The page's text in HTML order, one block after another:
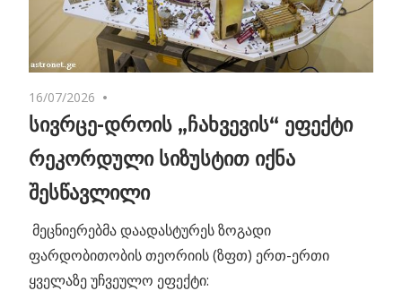
16/07/2026
სივრცე-დროის „ჩახვევის“ ეფექტი
რეკორდული სიზუსტით იქნა
შესწავლილი
მეცნიერებმა დაადასტურეს ზოგადი
ფარდობითობის თეორიის (ზფთ) ერთ-ერთი
ყველაზე უჩვეულო ეფექტი: